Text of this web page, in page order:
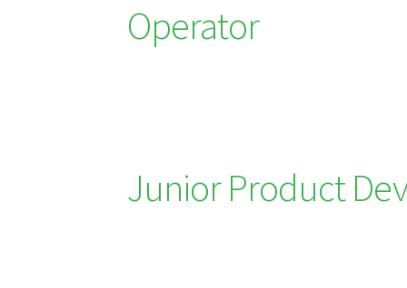
Operator
Junior Product